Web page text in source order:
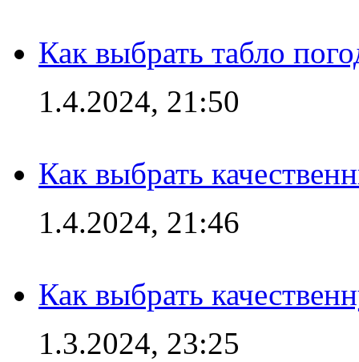
Как выбрать табло
1.4.2024, 21:50
Как выбрать
1.4.2024, 21:46
Как выбрать
1.3.2024, 23:25